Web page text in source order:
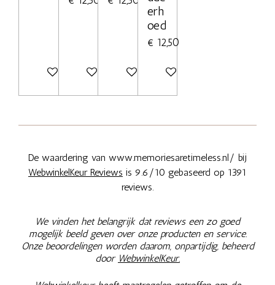
Bekijk detailsBekijk detailsBekijk details
erh
oed
€ 12,50
Bekijk details
De waardering van www.memoriesaretimeless.nl/ bij
WebwinkelKeur Reviews is 9.6/10 gebaseerd op 1391
reviews.
We vinden het belangrijk dat reviews een zo goed
mogelijk beeld geven over onze producten en service.
Onze beoordelingen worden daarom, onpartijdig, beheerd
door WebwinkelKeur.